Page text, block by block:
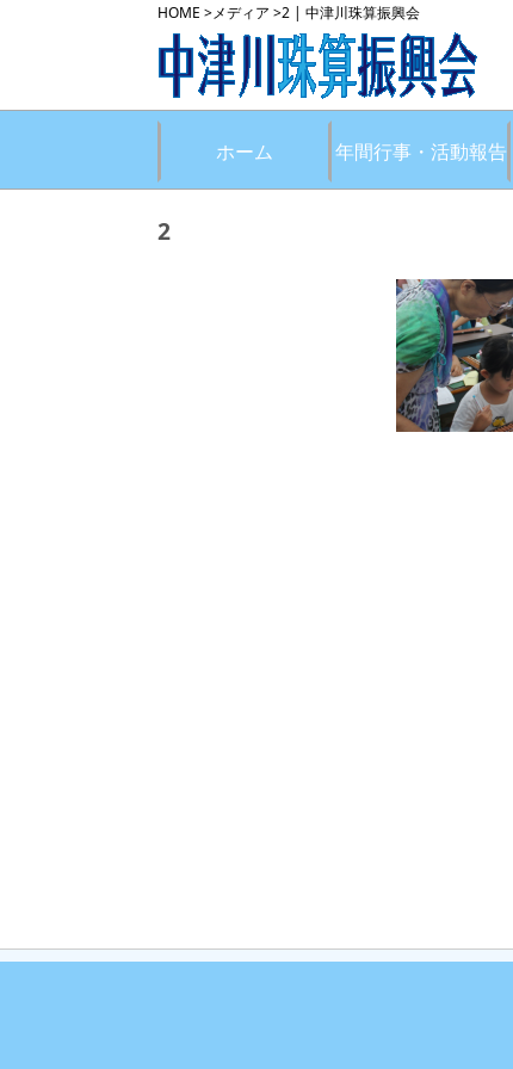
HOME >メディア >2 | 中津川珠算振興会
ホーム 年間行事・活動報告
2